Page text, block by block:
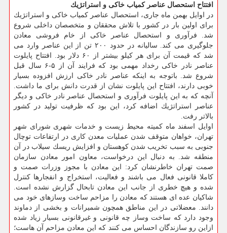
افتتاح استحصال عناصر كمیاب خاكی و استراتژیك
در اوایل بهمن ماه جاری، استحصال عناصر كمیاب خاكی و استراتژیك
برای اولین بار در كشور با تلاش محققان و متخصصان داخلی شروع
شد. فرآوری و استحصال عناصر خاكی از خام فروشی معادن
جلوگیری می كند. سالیانه در حدود ۲۰۰ تن از این عناصر وارد می
شد كه قیمت آن برای هر كیلو بیشتر از ۶۰ دلار بود. افتتاح پایلوت
عناصر نادر خاكی رخداد مهمی بود كه فرایند آن از ۵-۶ سال قبل
شروع شد. باتوجه به اینكه عناصر نادر خاكی ارزش افزوده بسیار
خوبی دارند، افتتاح این پایلوت نشان از قدرت دانش برای ما داشت.
آنچه كه به این پایلوت فرآوری و استحصال عناصر نادر خاكی و دیگر
عناصر استراتژیك اضافه كرد، این بود كه ظرفیت تولید در كشور
بالاتر رفت.
اوایل اسفند ماه كمیته محیط زیست و خدمات شهری شورای شهر
تهران، خواهان متوقف شدن عملیات معدن كاری در ارتفاعات توچال
جنوبی به سبب تخریب شدن كوهستان و افزایش ریسك سیلاب در آن
منطقه شد. به دنبال این درخواست، معاون امور معادن سازمان
صمت تهران خاطرنشان كرد: این معادن با مجوز وزرات صمت و
كاملا قانونی فعال می باشند و فعالیت، استخراج و انفجارها كنترل
شده و هیچ خطری از جانب این معادن تابحال گزارش نشده است.
شاكیان عده ای هستند كه معادن را مزاحم ساخت وسازهای خود می
دانند. معضلاتی در این مناطق همچون شمیرانات و بخشی از دماوند
وجود دارد كه ساخت وساز چه قانونی و غیرقانونی بسیار زیاد شده
ازاین رو سازندگان احساس می كنند كه این معادن مزاحم آن هاست؛